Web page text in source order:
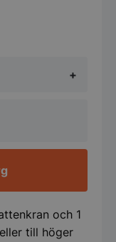
+
och 1
till höger